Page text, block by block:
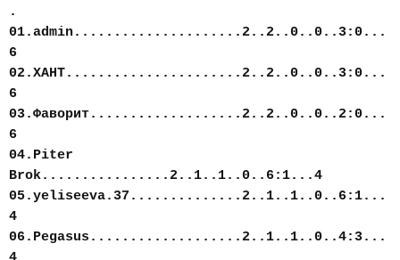
.
01.admin.....................2..2..0..0..3:0...
6
02.ХАНТ......................2..2..0..0..3:0...
6
03.Фаворит...................2..2..0..0..2:0...
6
04.Piter
Brok................2..1..1..0..6:1...4
05.yeliseeva.37..............2..1..1..0..6:1...
4
06.Pegasus...................2..1..1..0..4:3...